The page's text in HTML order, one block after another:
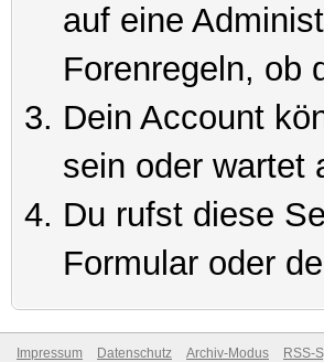
auf eine
Forenregeln, ob
Dein Account
sein oder wartet
Du rufst diese
Formular oder
Impressum Datenschutz Archiv-Modus RSS-